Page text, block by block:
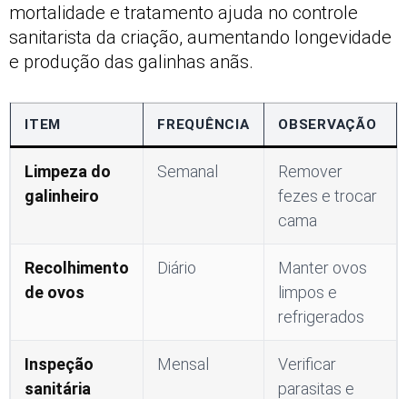
mortalidade e tratamento ajuda no controle
sanitarista da criação, aumentando longevidade
e produção das galinhas anãs.
ITEM FREQUÊNCIA OBSERVAÇÃO
Limpeza do
galinheiro
Semanal
Remover
fezes e trocar
cama
Recolhimento
de ovos
Diário
Manter ovos
limpos e
refrigerados
Inspeção
sanitária
Mensal
Verificar
parasitas e